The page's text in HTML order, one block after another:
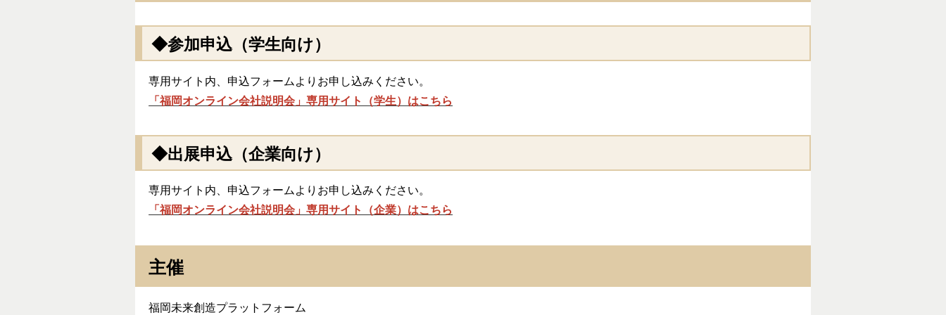
◆参加申込（学生向け）
専用サイト内、申込フォームよりお申し込みください。
「福岡オンライン会社説明会」専用サイト（学生）はこちら
◆出展申込（企業向け）
専用サイト内、申込フォームよりお申し込みください。
「福岡オンライン会社説明会」専用サイト（企業）はこちら
主催
福岡未来創造プラットフォーム